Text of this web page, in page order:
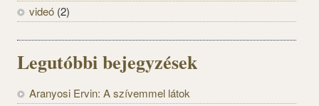
videó (2)
Legutóbbi bejegyzések
Aranyosi Ervin: A szívemmel látok